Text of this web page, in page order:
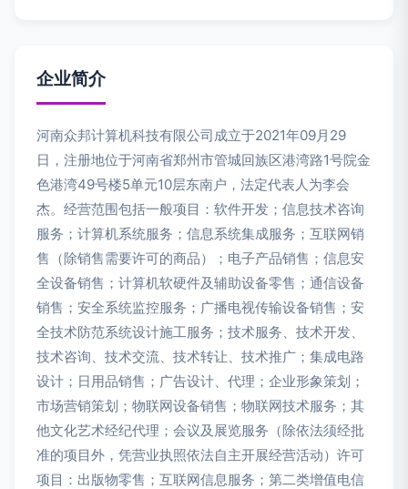
企业简介
河南众邦计算机科技有限公司成立于2021年09月29
日，注册地位于河南省郑州市管城回族区港湾路1号院金
色港湾49号楼5单元10层东南户，法定代表人为李会
杰。经营范围包括一般项目：软件开发；信息技术咨询
服务；计算机系统服务；信息系统集成服务；互联网销
售（除销售需要许可的商品）；电子产品销售；信息安
全设备销售；计算机软硬件及辅助设备零售；通信设备
销售；安全系统监控服务；广播电视传输设备销售；安
全技术防范系统设计施工服务；技术服务、技术开发、
技术咨询、技术交流、技术转让、技术推广；集成电路
设计；日用品销售；广告设计、代理；企业形象策划；
市场营销策划；物联网设备销售；物联网技术服务；其
他文化艺术经纪代理；会议及展览服务（除依法须经批
准的项目外，凭营业执照依法自主开展经营活动）许可
项目：出版物零售；互联网信息服务；第二类增值电信